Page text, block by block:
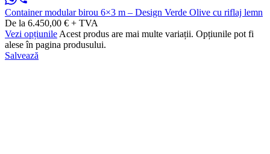
Container modular birou 6×3 m – Design Verde Olive cu riflaj lemn
De la 6.450,00 € + TVA
Vezi opțiunile Acest produs are mai multe variații. Opțiunile pot fi
alese în pagina produsului.
Salvează